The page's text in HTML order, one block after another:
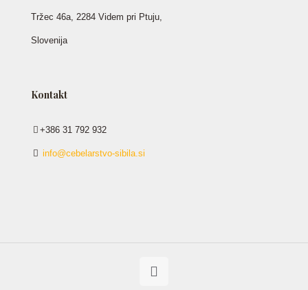
Tržec 46a, 2284 Videm pri Ptuju,
Slovenija
Kontakt
+386 31 792 932
info@cebelarstvo-sibila.si